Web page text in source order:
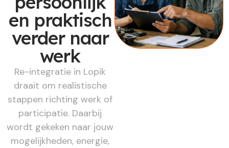
en praktisch
verder naar
werk
Re-integratie in Lopik
draait om realistische
stappen richting werk of
participatie. Daarbij
wordt gekeken naar jouw
mogelijkheden, energie,